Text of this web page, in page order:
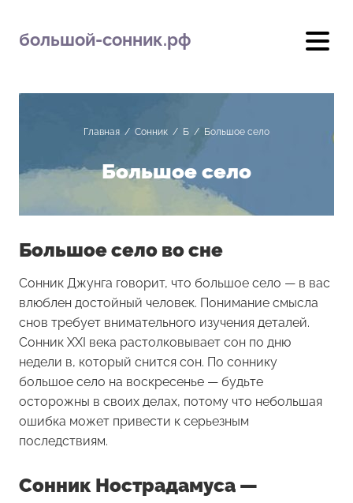
большой-сонник.рф
Главная / Сонник / Б / Большое село
Большое село
Большое село во сне
Сонник Джунга говорит, что большое село — в вас
влюблен достойный человек. Понимание смысла
снов требует внимательного изучения деталей.
Сонник XXI века растолковывает сон по дню
недели в, который снится сон. По соннику
большое село на воскресенье — будьте
осторожны в своих делах, потому что небольшая
ошибка может привести к серьезным
последствиям.
Сонник Нострадамуса —